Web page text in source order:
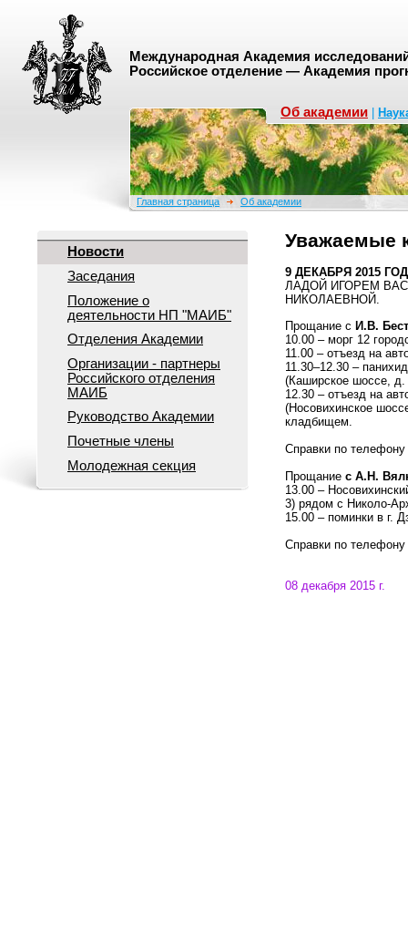
Международная Академия
Российское отделение — Академия
Об академии
Главная страница Об академии
Новости
Заседания
Положение о
деятельноcти НП "МАИБ"
Отделения Академии
Организации - партнеры
Российского отделения
МАИБ
Руководство Академии
Почетные члены
Молодежная секция
Уважаемые
9 ДЕКАБРЯ 2015
ЛАДОЙ ИГОРЕМ
НИКОЛАЕВНОЙ.
Прощание с И.В.
10.00 – морг 12
11.00 – отъезд на
11.30–12.30 –
(Каширское шоссе, д.
12.30 – отъезд на
(Носовихинское
кладбищем.
Справки по
Прощание с А.Н.
13.00 –
3) рядом с Николо-
15.00 – поминки в г.
Справки по
08 декабря 2015 г.